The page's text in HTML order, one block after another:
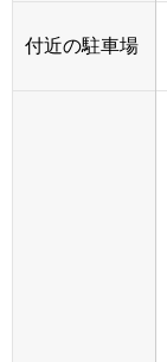
付近の駐車場